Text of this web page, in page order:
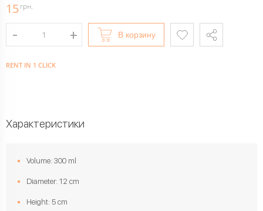
15грн.
В корзину
RENT IN 1 CLICK
Характеристики
Volume: 300 ml
Diameter: 12 cm
Height: 5 cm